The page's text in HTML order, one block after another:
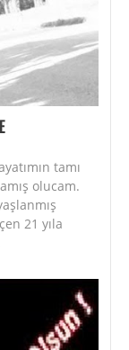
tamı
olucam.
21 yıla